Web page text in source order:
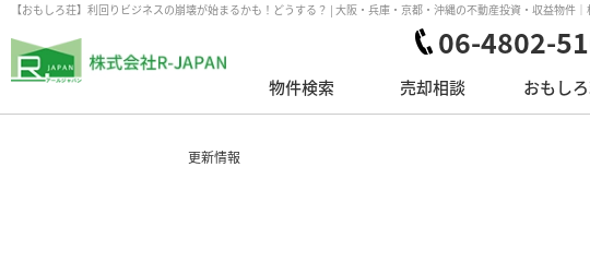
【おもしろ荘】利回りビジネスの崩壊が始まるかも！どうする？ | 大阪・兵庫・京都・沖縄の不動産投資・収益物件｜
06-4802-
物件検索 売却相談 おもし
更新情報